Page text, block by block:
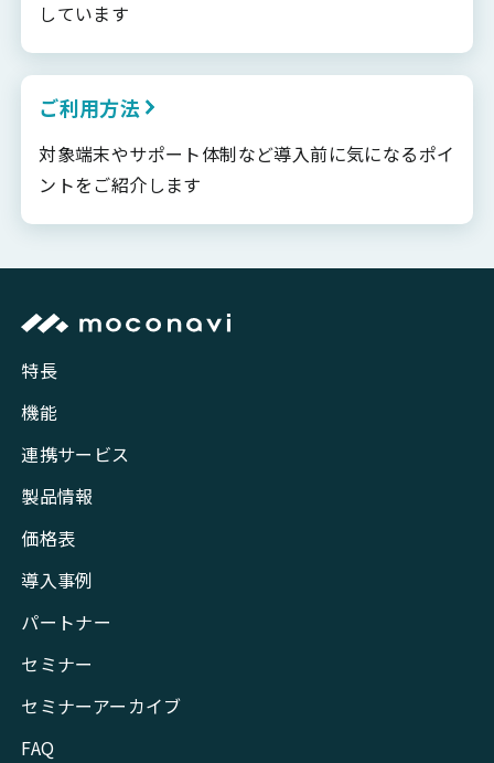
しています
ご利用方法
対象端末やサポート体制など導入前に気になるポイ
ントをご紹介します
特長
機能
連携サービス
製品情報
価格表
導入事例
パートナー
セミナー
セミナーアーカイブ
FAQ